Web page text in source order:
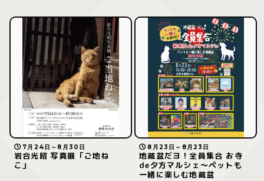
7月24日～8月30日
岩合光昭 写真展「ご地ね
こ」
8月23日～8月23日
地蔵盆だヨ！全員集合 お寺
de夕方マルシェ～ペットも
一緒に楽しむ地蔵盆